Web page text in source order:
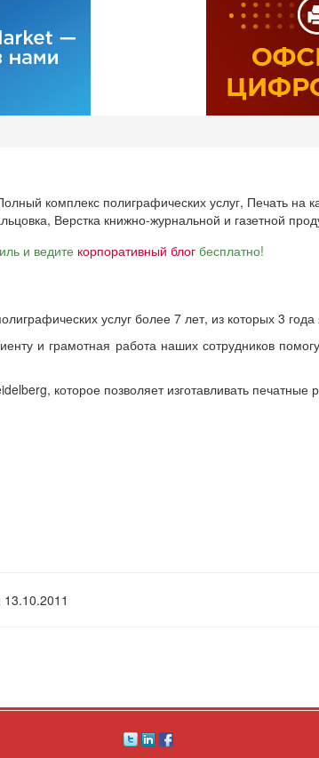
комплекс полиграфических услуг, Печать на
Верстка книжно-журнальной и газетной
и ведите корпоративный блог бесплатно!
услуг более 7 лет, из которых 3
и грамотная работа наших сотрудников
которое позволяет изготавливать печатные
13.10.2011